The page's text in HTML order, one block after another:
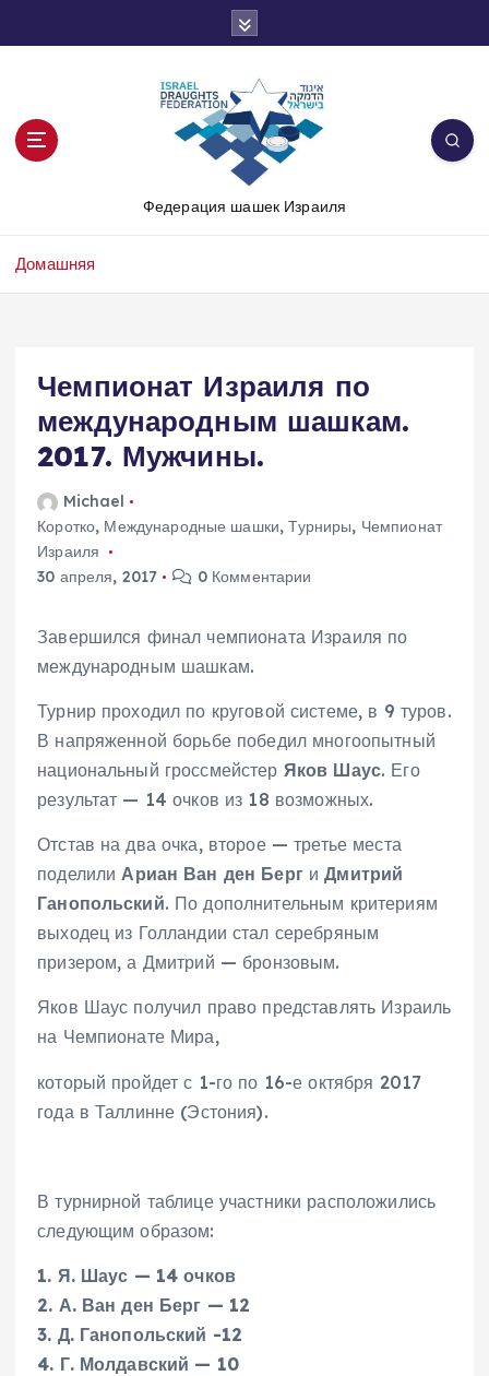
Федерация шашек Израиля
Домашняя
Чемпионат Израиля по
международным шашкам.
2017. Мужчины.
Michael
Коротко, Международные шашки,Турниры, Чемпионат
Израиля
30 апреля, 2017
0 Комментарии
Завершился финал чемпионата Израиля по
международным шашкам.
Турнир проходил по круговой системе, в 9 туров.
В напряженной борьбе победил многоопытный
национальный гроссмейстер Яков Шаус. Его
результат — 14 очков из 18 возможных.
Отстав на два очка, второе — третье места
поделилиАриан Ван ден БергиДмитрий
Ганопольский. По дополнительным критериям
выходец из Голландии стал серебряным
призером, а Дмитрий — бронзовым.
Яков Шаус получил право представлять Израиль
на Чемпионате Мира,
который пройдет с 1-го по 16-е октября 2017
года в Таллинне (Эстония).
В турнирной таблице участники расположились
следующим образом:
1. Я. Шаус — 14 очков
2. А. Ван ден Берг — 12
3. Д. Ганопольский -12
4. Г. Молдавский — 10